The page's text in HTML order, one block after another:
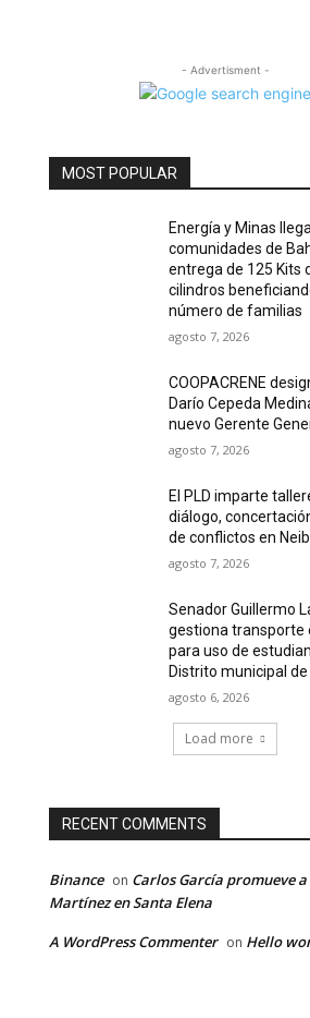
- Advertisment -
MOST POPULAR
Energía y Minas
comunidades de
entrega de 125 Kits
cilindros
número de familias
agosto 7, 2026
COOPACRENE
Darío Cepeda
nuevo Gerente
agosto 7, 2026
El PLD imparte
diálogo,
de conflictos en
agosto 7, 2026
Senador Guillermo
gestiona transporte
para uso de
Distrito municipal
agosto 6, 2026
Load more
RECENT COMMENTS
Binance on Carlos García promueve
Martínez en Santa Elena
A WordPress Commenter on Hello